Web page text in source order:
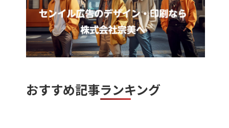
おすすめ記事ランキング